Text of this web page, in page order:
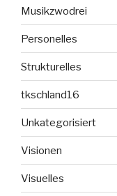
Musikzwodrei
Personelles
Strukturelles
tkschland16
Unkategorisiert
Visionen
Visuelles